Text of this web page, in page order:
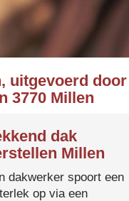
uitgevoerd door
3770 Millen
dak
Millen
dakwerker spoort een
op via een